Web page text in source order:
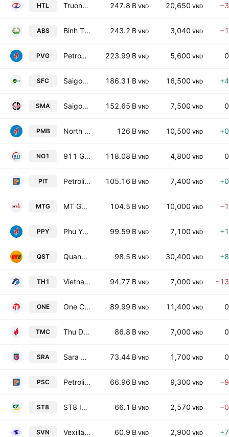
HTL Truong Long Engineering & Auto JSC 247.8 B VND 20,650 VND
ABS Binh Thuan Agriculture Services JSC 243.2 B VND 3,040 VND
PVG PetroVietnam LPG JSC 223.99 B VND 5,600 VND
SFC Saigon Fuel JSC 186.31 B VND 16,500 VND
SMA Saigon Machinery Spare Parts JSC 152.65 B VND 7,500 VND
PMB North Petro Vietnam Fertilizer & Chemicals JSC 126 B VND 10,500 VND
NO1 911 Group JSC 118.08 B VND 4,800 VND
PIT Petrolimex International Trading JSC 105.16 B VND 7,400 VND
MTG MT Gas JSC 104.5 B VND 10,000 VND
PPY Phu Yen Petrovietnam Oil JSC 99.59 B VND 7,100 VND
QST Quang Ninh Book & Educational Equipment JSC 98.5 B VND 30,400 VND
TH1 Vietnam National General Export Import JSC No. 1 94.77 B VND 7,000 VND
ONE One Communication Technology Corp. 89.99 B VND 11,400 VND
TMC Thu Duc Trading & Import-Export JSC 86.8 B VND 7,000 VND
SRA Sara Vietnam JSC 73.44 B VND 1,700 VND
PSC Petrolimex Saigon Transportation and Service Joint Stock Company 66.96 B VND 9,300 VND
ST8 ST8 Investment Development Joint Stock Company 66.1 B VND 2,570 VND
SVN Vexilla Viet Nam Group JSC 60.9 B VND 2,900 VND